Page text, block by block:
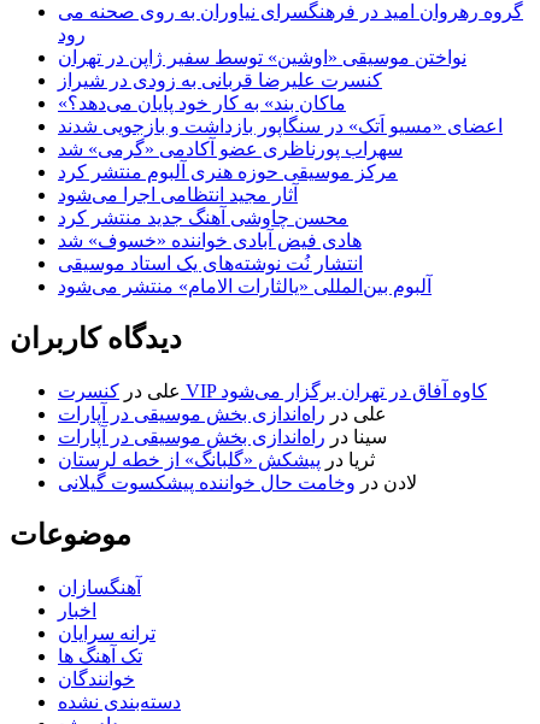
گروه رهروان امید در فرهنگسرای نیاوران به روی صحنه می
رود
نواختن موسیقی «اوشین» توسط سفیر ژاپن در تهران
کنسرت علیرضا قربانی به زودی در شیراز
«ماکان بند» به کار خود پایان می‌دهد؟
اعضای «مسیو اَتک» در سنگاپور بازداشت و بازجویی شدند
سهراب پورناظری عضو آکادمی «گرمی» شد
مرکز موسیقی حوزه هنری آلبوم منتشر کرد
آثار مجید انتظامی اجرا می‌شود
محسن چاوشی آهنگ جدید منتشر کرد
هادی فیض آبادی خواننده «خسوف» شد
انتشار نُت نوشته‌های یک استاد موسیقی
آلبوم بین‌المللی «یالثارات الامام» منتشر می‌شود
دیدگاه کاربران
علی در
کنسرت VIP کاوه آفاق در تهران برگزار می‌شود
علی در راه‌اندازی بخش موسیقی در آپارات
سینا در راه‌اندازی بخش موسیقی در آپارات
ثریا در پیشکش «گلبانگ» از خطه لرستان
لادن در وخامت حال خواننده پیشکسوت گیلانی
موضوعات
آهنگسازان
اخبار
ترانه سرایان
تک آهنگ ها
خوانندگان
دسته‌بندی نشده